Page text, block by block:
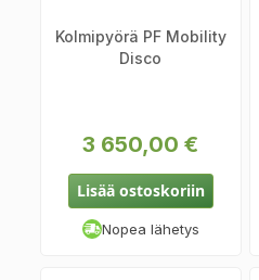
Kolmipyörä PF Mobility
Disco
3 650,00 €
Lisää ostoskoriin
Nopea lähetys